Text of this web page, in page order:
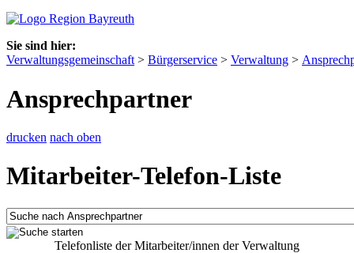
Sie sind hier:
Verwaltungsgemeinschaft > Bürgerservice > Verwaltung >
Ansprechpartner
drucken nach oben
Mitarbeiter-Telefon-Liste
Telefonliste der Mitarbeiter/innen der Verwaltung